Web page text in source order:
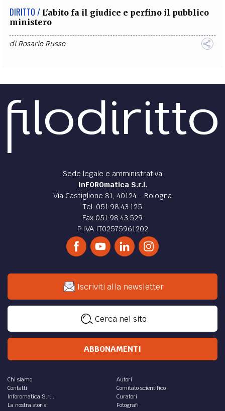
DIRITTO / L'abito fa il giudice e perfino il pubblico
ministero
diRosario Russo
Sede legale e amministrativa
InFOROmatica S.r.l.
Via Castiglione 81, 40124 - Bologna
Tel. 051.98.43.125
Fax 051.98.43.529
P.IVA IT02575961202
Iscriviti alla newsletter
Cerca nel sito
ABBONAMENTI
Chi siamo
Contatti
Inforomatica S.r.l.
La nostra storia
Autori
Comitato scientifico
Curatori
Fotografi